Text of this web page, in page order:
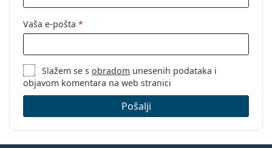
Vaša e-pošta *
Slažem se sobradom unesenih podataka i
objavom komentara na web stranici
Pošalji